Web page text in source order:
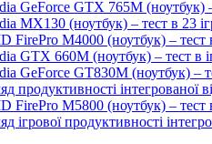
GeForce GTX 765M (ноутбук) –
MX130 (ноутбук) – тест в 23
FirePro M4000 (ноутбук) – тест
GTX 660M (ноутбук) – тест в
GeForce GT830M (ноутбук) –
продуктивності інтегрованої
FirePro M5800 (ноутбук) – тест
ігрової продуктивності